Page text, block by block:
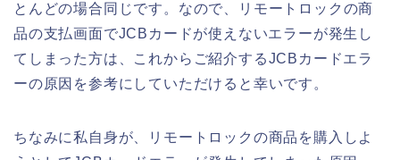
とんどの場合同じです。なので、リモートロックの商
品の支払画面でJCBカードが使えないエラーが発生し
てしまった方は、これからご紹介するJCBカードエラ
ーの原因を参考にしていただけると幸いです。
ちなみに私自身が、リモートロックの商品を購入しよ